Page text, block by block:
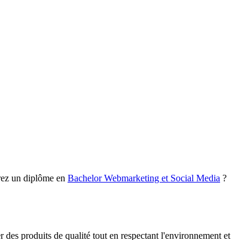
un diplôme en Bachelor Webmarketing et Social Media ?
des produits de qualité tout en respectant l'environnement et